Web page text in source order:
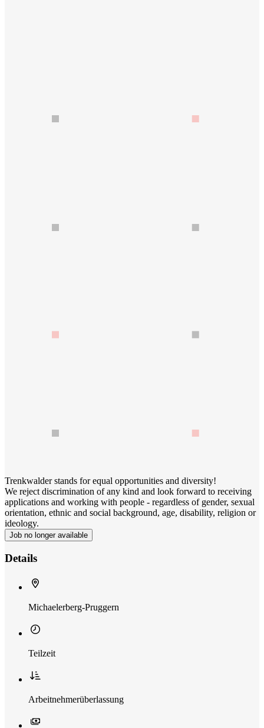
Trenkwalder stands for equal opportunities and diversity!
We reject discrimination of any kind and look forward to receiving
applications and working with people - regardless of gender, sexual
orientation, ethnic and social background, age, disability, religion or
ideology.
Job no longer available
Details
Michaelerberg-Pruggern
Teilzeit
Arbeitnehmerüberlassung